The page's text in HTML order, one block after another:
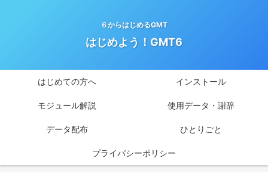
６からはじめるGMT
はじめよう！GMT6
はじめての方へ インストール
モジュール解説 使用データ・謝辞
データ配布 ひとりごと
プライバシーポリシー